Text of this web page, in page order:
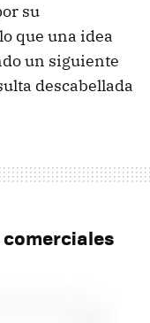
su
que una idea
un siguiente
descabellada
comerciales